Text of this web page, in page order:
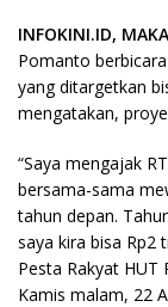
INFOKINI.ID,
Pomanto
yang ditargetkan
mengatakan,
“Saya mengajak
bersama-sama
tahun depan.
saya kira bisa Rp2
Pesta Rakyat HUT
Kamis malam, 22